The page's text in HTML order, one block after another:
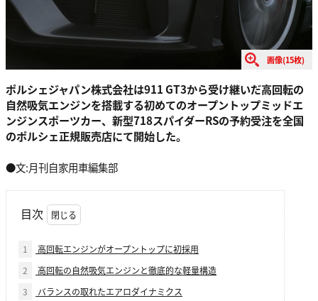
画像(15枚)
ポルシェジャパン株式会社は911 GT3から受け継いだ高回転の
自然吸気エンジンを搭載する初めてのオープントップミッドエ
ンジンスポーツカー、新型718スパイダーRSの予約受注を全国
のポルシェ正規販売店にて開始した。
●文:月刊自家用車編集部
目次
1
高回転エンジンがオープントップに初採用
2
高回転の自然吸気エンジンと徹底的な軽量構造
3
バランスの取れたエアロダイナミクス